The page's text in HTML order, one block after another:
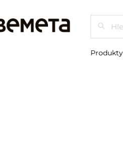
Produkty